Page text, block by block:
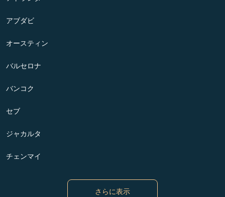
アブダビ
オースティン
バルセロナ
バンコク
セブ
ジャカルタ
チェンマイ
さらに表示